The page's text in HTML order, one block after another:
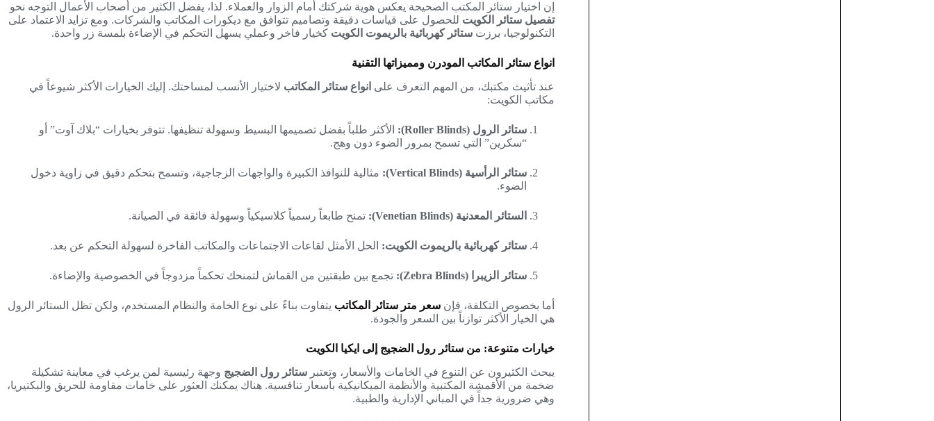
إن اختيار ستائر المكتب الصحيحة يعكس هوية شركتك أمام الزوار والعملاء. لذا، يفضل الكثير من أصحاب الأعمال التوجه نحو
تفصيل ستائر الكويت للحصول على قياسات دقيقة وتصاميم تتوافق مع ديكورات المكاتب والشركات. ومع تزايد الاعتماد على
التكنولوجيا، برزت ستائر كهربائية بالريموت الكويت كخيار فاخر وعملي يسهل التحكم في الإضاءة بلمسة زر واحدة.
انواع ستائر المكاتب المودرن ومميزاتها التقنية
عند تأثيث مكتبك، من المهم التعرف على انواع ستائر المكاتب لاختيار الأنسب لمساحتك. إليك الخيارات الأكثر شيوعاً في
مكاتب الكويت:
ستائر الرول (Roller Blinds):
الأكثر طلباً بفضل تصميمها البسيط وسهولة تنظيفها. تتوفر بخيارات “بلاك آوت” أو
“سكرين” التي تسمح بمرور الضوء دون وهج.
ستائر الرأسية (Vertical Blinds):
مثالية للنوافذ الكبيرة والواجهات الزجاجية، وتسمح بتحكم دقيق في زاوية دخول
الضوء.
الستائر المعدنية (Venetian Blinds): تمنح طابعاً رسمياً كلاسيكياً وسهولة فائقة في الصيانة.
ستائر كهربائية بالريموت الكويت: الحل الأمثل لقاعات الاجتماعات والمكاتب الفاخرة لسهولة التحكم عن بعد.
ستائر الزيبرا (Zebra Blinds): تجمع بين طبقتين من القماش لتمنحك تحكماً مزدوجاً في الخصوصية والإضاءة.
أما بخصوص التكلفة، فإن سعر متر ستائر المكاتب يتفاوت بناءً على نوع الخامة والنظام المستخدم، ولكن تظل الستائر الرول
هي الخيار الأكثر توازناً بين السعر والجودة.
خيارات متنوعة: من ستائر رول الضجيج إلى ايكيا الكويت
يبحث الكثيرون عن التنوع في الخامات والأسعار، وتعتبر ستائر رول الضجيج وجهة رئيسية لمن يرغب في معاينة تشكيلة
ضخمة من الأقمشة المكتبية والأنظمة الميكانيكية بأسعار تنافسية. هناك يمكنك العثور على خامات مقاومة للحريق والبكتيريا،
وهي ضرورية جداً في المباني الإدارية والطبية.